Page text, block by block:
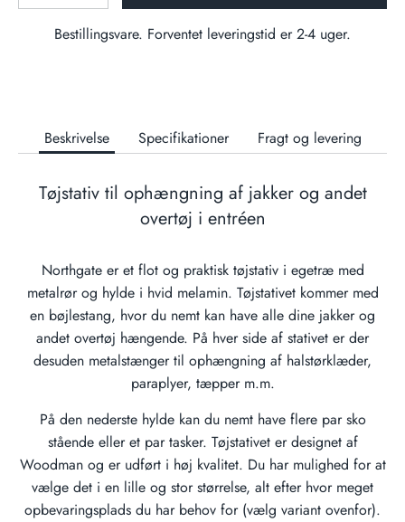
Bestillingsvare. Forventet leveringstid er 2-4 uger.
Beskrivelse Specifikationer Fragt og levering
Tøjstativ til ophængning af jakker og andet
overtøj i entréen
Northgate er et flot og praktisk tøjstativ i egetræ med
metalrør og hylde i hvid melamin. Tøjstativet kommer med
en bøjlestang, hvor du nemt kan have alle dine jakker og
andet overtøj hængende. På hver side af stativet er der
desuden metalstænger til ophængning af halstørklæder,
paraplyer, tæpper m.m.
På den nederste hylde kan du nemt have flere par sko
stående eller et par tasker. Tøjstativet er designet af
Woodman og er udført i høj kvalitet. Du har mulighed for at
vælge det i en lille og stor størrelse, alt efter hvor meget
opbevaringsplads du har behov for (vælg variant ovenfor).